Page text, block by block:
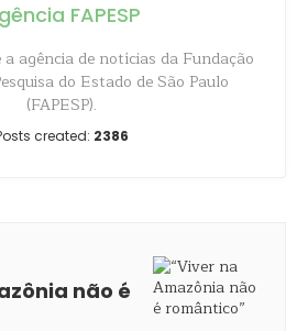
FAPESP
a agência de notícias da Fundação
do Estado de São Paulo
(FAPESP).
created: 2386
não é